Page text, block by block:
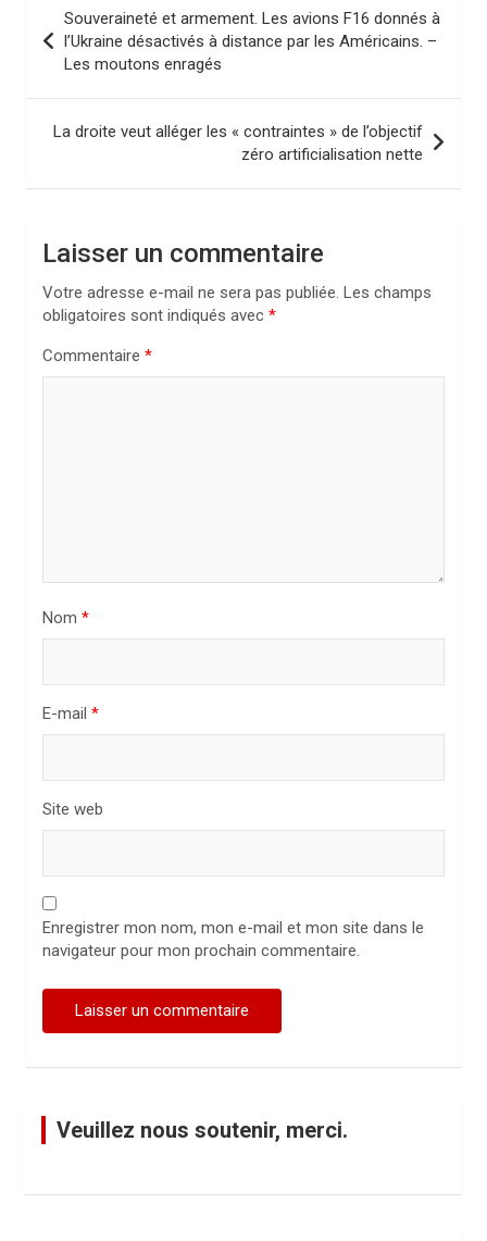
i
Souveraineté et armement. Les avions F16 donnés à
l’Ukraine désactivés à distance par les Américains. –
Les moutons enragés
La droite veut alléger les « contraintes » de l’objectif
zéro artificialisation nette
Laisser un commentaire
Votre adresse e-mail ne sera pas publiée. Les champs
obligatoires sont indiqués avec *
Commentaire *
Nom *
E-mail *
Site web
Enregistrer mon nom, mon e-mail et mon site dans le
navigateur pour mon prochain commentaire.
Veuillez nous soutenir, merci.